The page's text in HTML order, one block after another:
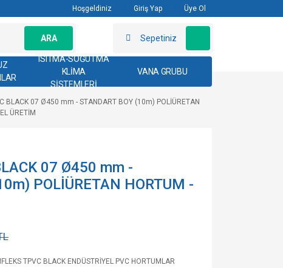
Hoşgeldiniz Giriş Yap Üye Ol
ARA Sepetiniz
ISITMA-SOĞUTMA
KLİMA
SİSTEMLERİ
VANA GRUBU
BLACK 07 Ø450 mm - STANDART BOY (10m) POLİÜRETAN
ÜRETİM
07 Ø450 mm -
POLİÜRETAN HORTUM -
TPVC BLACK ENDÜSTRİYEL PVC HORTUMLAR